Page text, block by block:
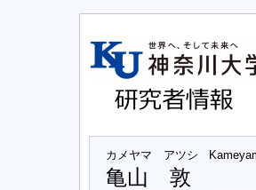
カメヤマ アツシ
亀山 敦